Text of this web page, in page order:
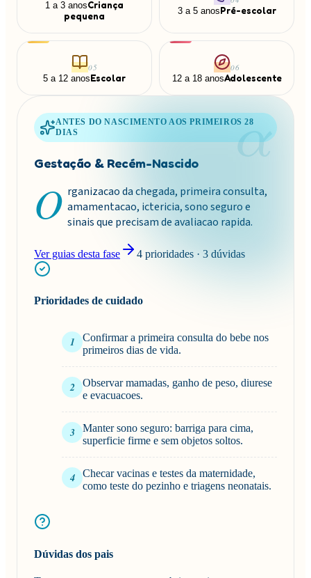
1 a 3 anosCriança
pequena
3 a 5 anosPré-escolar
05
5 a 12 anosEscolar
06
12 a 18 anosAdolescente
α
ANTES DO NASCIMENTO AOS PRIMEIROS 28
DIAS
Gestação & Recém-Nascido
O rganizacao da chegada, primeira consulta,
amamentacao, ictericia, sono seguro e
sinais que precisam de avaliacao rapida.
Ver guias desta fase 4 prioridades · 3 dúvidas
Prioridades de cuidado
1
Confirmar a primeira consulta do bebe nos
primeiros dias de vida.
2
Observar mamadas, ganho de peso, diurese
e evacuacoes.
3
Manter sono seguro: barriga para cima,
superficie firme e sem objetos soltos.
4
Checar vacinas e testes da maternidade,
como teste do pezinho e triagens neonatais.
Dúvidas dos pais